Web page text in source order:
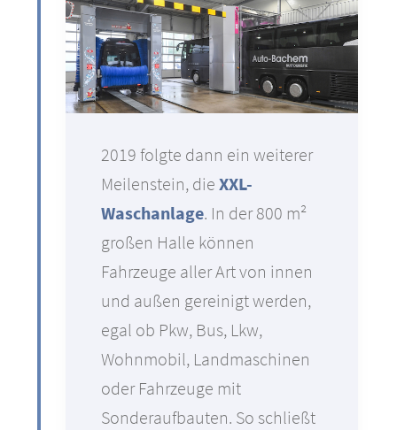
2019 folgte dann ein weiterer
Meilenstein, die XXL-
Waschanlage. In der 800 m²
großen Halle können
Fahrzeuge aller Art von innen
und außen gereinigt werden,
egal ob Pkw, Bus, Lkw,
Wohnmobil, Landmaschinen
oder Fahrzeuge mit
Sonderaufbauten. So schließt